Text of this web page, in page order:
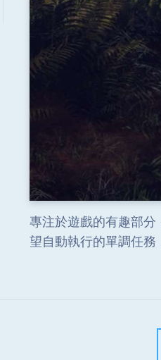
專注於遊戲的有趣部分
望自動執行的單調任務